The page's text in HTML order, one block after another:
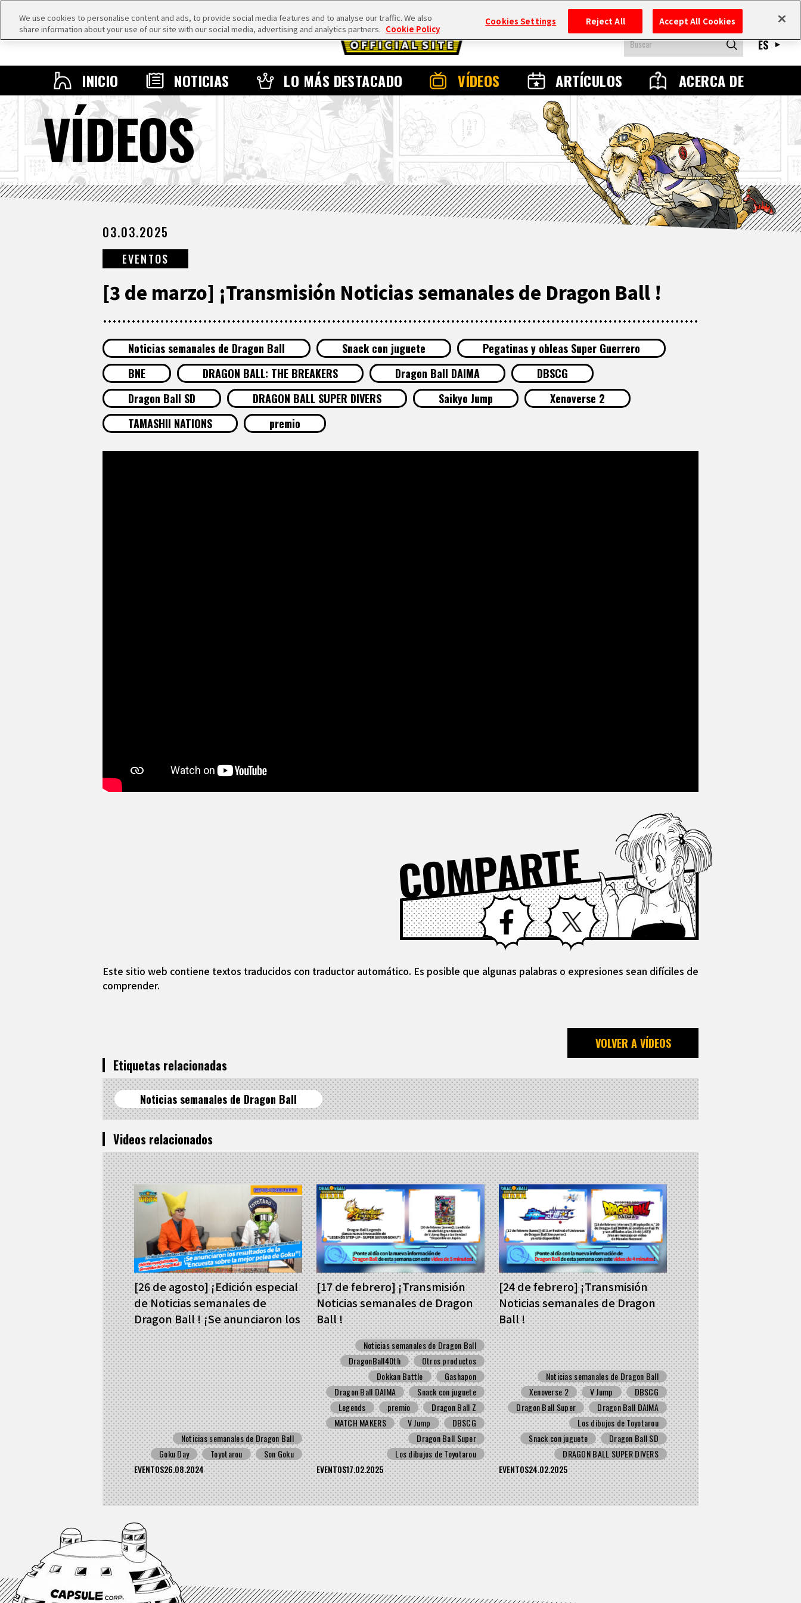
INICIO NOTICIAS LO MÁS DESTACADO VÍDEOS ARTÍCULOS ACERCA DE
ES
VÍDEOS
03.03.2025
EVENTOS
[3 de marzo] ¡Transmisión Noticias semanales de Dragon Ball !
Noticias semanales de Dragon Ball Snack con juguete
Pegatinas y obleas Super Guerrero
BNE
DRAGON BALL: THE BREAKERS Dragon Ball DAIMA
DBSCG
Dragon Ball SD
DRAGON BALL SUPER DIVERS Saikyo Jump
Xenoverse 2
TAMASHII NATIONS
premio
COMPARTE
Facebook X
Este sitio web contiene textos traducidos con traductor automático. Es posible que algunas palabras o expresiones sean difíciles de
comprender.
VOLVER A VÍDEOS
Etiquetas relacionadas
Noticias semanales de Dragon Ball
Videos relacionados
[26 de agosto] ¡Edición especial
de Noticias semanales de
Dragon Ball ! ¡Se anunciaron los
resultados de la Votación sobre
el mejor combate de Goku!
Noticias semanales de Dragon Ball
Goku Day
Toyotarou
Son Goku
EVENTOS26.08.2024
[17 de febrero] ¡Transmisión
Noticias semanales de Dragon
Ball !
Noticias semanales de Dragon Ball
DragonBall40th
Otros productos
Dokkan Battle
Gashapon
Dragon Ball DAIMA
Snack con juguete
Legends
premio
Dragon Ball Z
MATCH MAKERS
V Jump
DBSCG
Dragon Ball Super
Los dibujos de Toyotarou
EVENTOS17.02.2025
[24 de febrero] ¡Transmisión
Noticias semanales de Dragon
Ball !
Noticias semanales de Dragon Ball
Xenoverse 2
V Jump
DBSCG
Dragon Ball Super
Dragon Ball DAIMA
Los dibujos de Toyotarou
Snack con juguete
Dragon Ball SD
DRAGON BALL SUPER DIVERS
EVENTOS24.02.2025
We use cookies to personalise content and ads, to provide social media features and to analyse our traffic. We also
share information about your use of our site with our social media, advertising and analytics partners. Cookie Policy
Cookies Settings Reject All Accept All Cookies